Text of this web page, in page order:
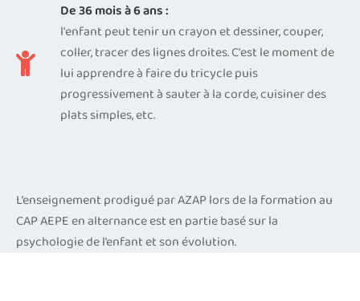
De 36 mois à 6 ans :
l'enfant peut tenir un crayon et dessiner, couper,
coller, tracer des lignes droites. C'est le moment de
lui apprendre à faire du tricycle puis
progressivement à sauter à la corde, cuisiner des
plats simples, etc.
L’enseignement prodigué par AZAP lors de la formation au
CAP AEPE en alternance est en partie basé sur la
psychologie de l’enfant et son évolution.